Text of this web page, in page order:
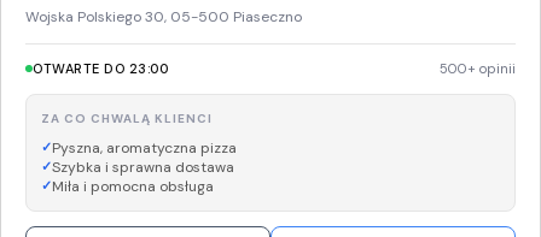
Wojska Polskiego 30, 05-500 Piaseczno
OTWARTE DO 23:00 500+ opinii
ZA CO CHWALĄ KLIENCI
Pyszna, aromatyczna pizza
Szybka i sprawna dostawa
Miła i pomocna obsługa